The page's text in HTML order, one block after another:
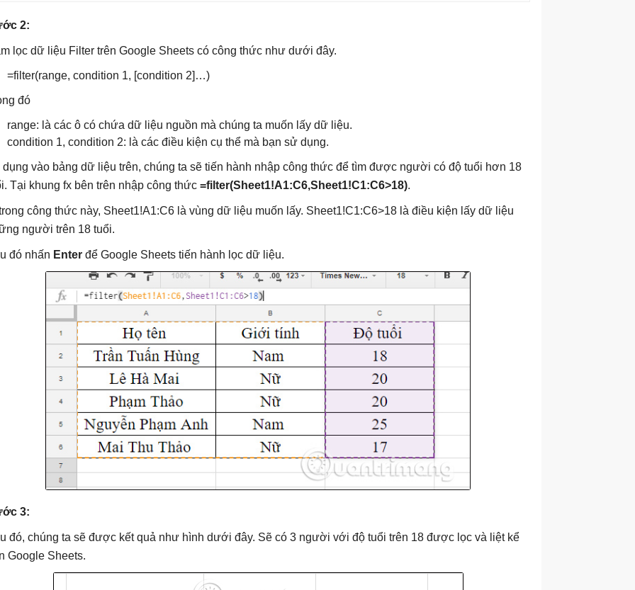
2:
lọc dữ liệu Filter trên Google Sheets có công thức như dưới đây.
=filter(range, condition 1, [condition 2]…)
đó
range: là các ô có chứa dữ liệu nguồn mà chúng ta muốn lấy dữ liệu.
condition 1, condition 2: là các điều kiện cụ thể mà bạn sử dụng.
dụng vào bảng dữ liệu trên, chúng ta sẽ tiến hành nhập công thức để tìm được người có độ tuổi hơn 18
Tại khung fx bên trên nhập công thức =filter(Sheet1!A1:C6,Sheet1!C1:C6>18).
công thức này, Sheet1!A1:C6 là vùng dữ liệu muốn lấy. Sheet1!C1:C6>18 là điều kiện lấy dữ liệu
người trên 18 tuổi.
đó nhấn Enter để Google Sheets tiến hành lọc dữ liệu.
3:
đó, chúng ta sẽ được kết quả như hình dưới đây. Sẽ có 3 người với độ tuổi trên 18 được lọc và liệt kể
Google Sheets.